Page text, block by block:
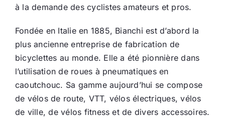
à la demande des cyclistes amateurs et pros.
Fondée en Italie en 1885, Bianchi est d’abord la
plus ancienne entreprise de fabrication de
bicyclettes au monde. Elle a été pionnière dans
l’utilisation de roues à pneumatiques en
caoutchouc. Sa gamme aujourd’hui se compose
de vélos de route, VTT, vélos électriques, vélos
de ville, de vélos fitness et de divers accessoires.